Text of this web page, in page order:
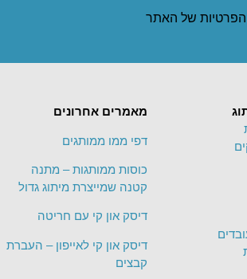
הפרטיות של האתר
מאמרים אחרונים
דפי ממו ממותגים
כוסות ממותגות – מתנה
קטנה שמייצרת מיתוג גדול
דיסק און קי עם חריטה
דיסק און קי לאייפון – העברת
קבצים